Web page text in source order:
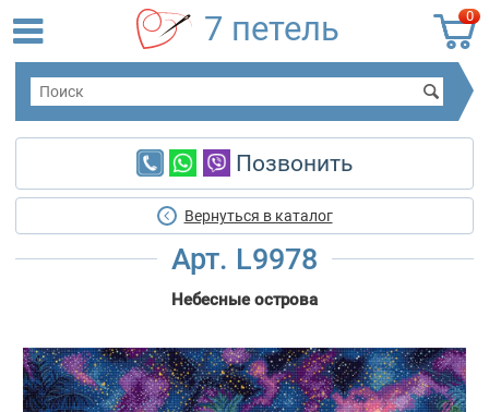
0
7 петель
Позвонить
Вернуться в каталог
Арт. L9978
Небесные острова